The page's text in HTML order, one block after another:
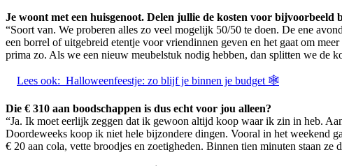
Je woont met een huisgenoot. Delen jullie de kosten voor bijvoorbeeld
“Soort van. We proberen alles zo veel mogelijk 50/50 te doen. De ene
een borrel of uitgebreid etentje voor vriendinnen geven en het gaat om
prima zo. Als we een nieuw meubelstuk nodig hebben, dan splitten we de
Lees ook: Halloweenfeestje: zo blijf je binnen je budget 🕸
Die € 310 aan boodschappen is dus echt voor jou alleen?
“Ja. Ik moet eerlijk zeggen dat ik gewoon altijd koop waar ik zin in heb.
Doordeweeks koop ik niet hele bijzondere dingen. Vooral in het weekend
€ 20 aan cola, vette broodjes en zoetigheden. Binnen tien minuten staan